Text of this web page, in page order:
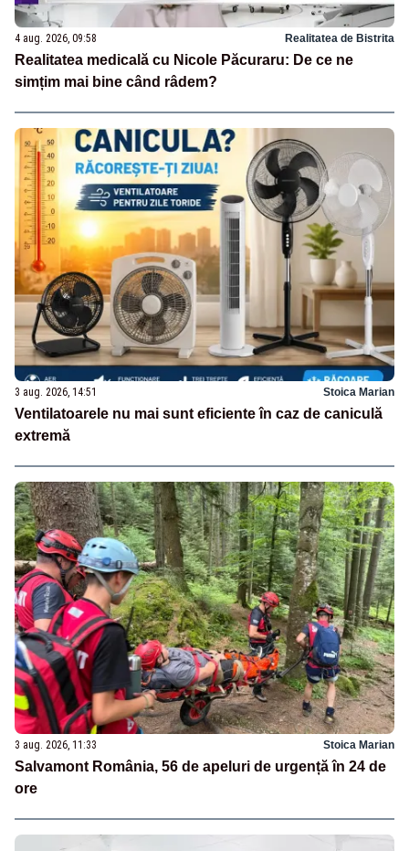
4 aug. 2026, 09:58 Realitatea de Bistrita
Realitatea medicală cu Nicole Păcuraru: De ce ne
simțim mai bine când râdem?
3 aug. 2026, 14:51 Stoica Marian
Ventilatoarele nu mai sunt eficiente în caz de caniculă
extremă
3 aug. 2026, 11:33 Stoica Marian
Salvamont România, 56 de apeluri de urgență în 24 de
ore